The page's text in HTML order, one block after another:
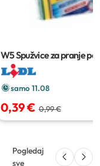
W5 Spužvice za pranje
kom
samo 11.08
0,39 € 0,99 €
Pogledaj
sve